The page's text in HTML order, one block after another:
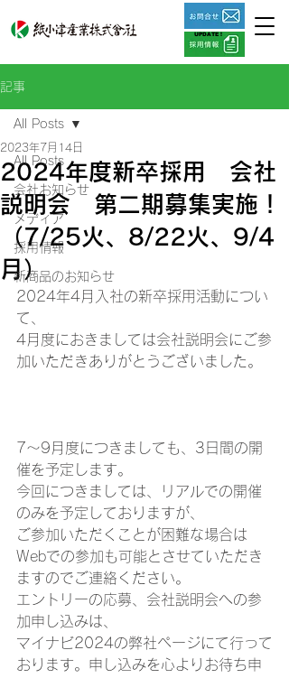
UPDATE !
記事
All Posts
会社お知らせ
メディア
採用情報
新商品のお知らせ
All Posts
2024年度新卒採用 会社
説明会 第二期募集実施！
（7/25火、8/22火、9/4
月）
2023年7月14日
2024年4月入社の新卒採用活動につい
て、
4月度におきましては会社説明会にご参
加いただきありがとうございました。
7〜9月度につきましても、3日間の開
催を予定します。
今回につきましては、リアルでの開催
のみを予定しておりますが、
ご参加いただくことが困難な場合は
Webでの参加も可能とさせていただき
ますのでご連絡ください。
エントリーの応募、会社説明会への参
加申し込みは、
マイナビ2024の弊社ページにて行って
おります。申し込みを心よりお待ち申